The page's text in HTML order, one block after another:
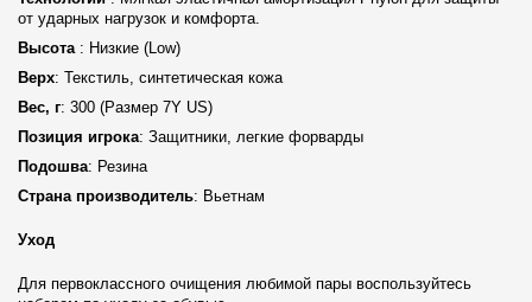
от ударных нагрузок и комфорта.
Высота : Низкие (Low)
Верх: Текстиль, синтетическая кожа
Вес, г: 300 (Размер 7Y US)
Позиция игрока: Защитники, легкие форварды
Подошва: Резина
Страна производитель: Вьетнам
Уход
Для первоклассного очищения любимой пары воспользуйтесь